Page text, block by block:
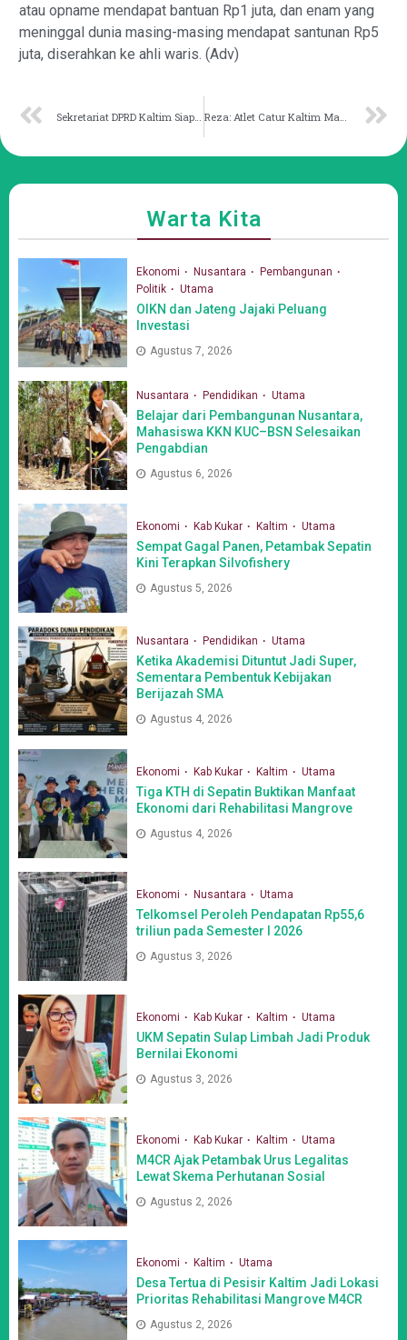
atau opname mendapat bantuan Rp1 juta, dan enam yang
meninggal dunia masing-masing mendapat santunan Rp5
juta, diserahkan ke ahli waris. (Adv)
Warta Kita
Ekonomi Nusantara
Pembangunan
Politik
Utama
OIKN dan Jateng Jajaki Peluang
Investasi
Agustus 7, 2026
Nusantara Pendidikan Utama
Belajar dari Pembangunan Nusantara,
Mahasiswa KKN KUC–BSN Selesaikan
Pengabdian
Agustus 6, 2026
Ekonomi Kab Kukar Kaltim Utama
Sempat Gagal Panen, Petambak Sepatin
Kini Terapkan Silvofishery
Agustus 5, 2026
Nusantara Pendidikan Utama
Ketika Akademisi Dituntut Jadi Super,
Sementara Pembentuk Kebijakan
Berijazah SMA
Agustus 4, 2026
Ekonomi Kab Kukar Kaltim Utama
Tiga KTH di Sepatin Buktikan Manfaat
Ekonomi dari Rehabilitasi Mangrove
Agustus 4, 2026
Ekonomi Nusantara Utama
Telkomsel Peroleh Pendapatan Rp55,6
triliun pada Semester I 2026
Agustus 3, 2026
Ekonomi Kab Kukar Kaltim Utama
UKM Sepatin Sulap Limbah Jadi Produk
Bernilai Ekonomi
Agustus 3, 2026
Ekonomi Kab Kukar Kaltim Utama
M4CR Ajak Petambak Urus Legalitas
Lewat Skema Perhutanan Sosial
Agustus 2, 2026
Ekonomi Kaltim Utama
Desa Tertua di Pesisir Kaltim Jadi Lokasi
Prioritas Rehabilitasi Mangrove M4CR
Agustus 2, 2026